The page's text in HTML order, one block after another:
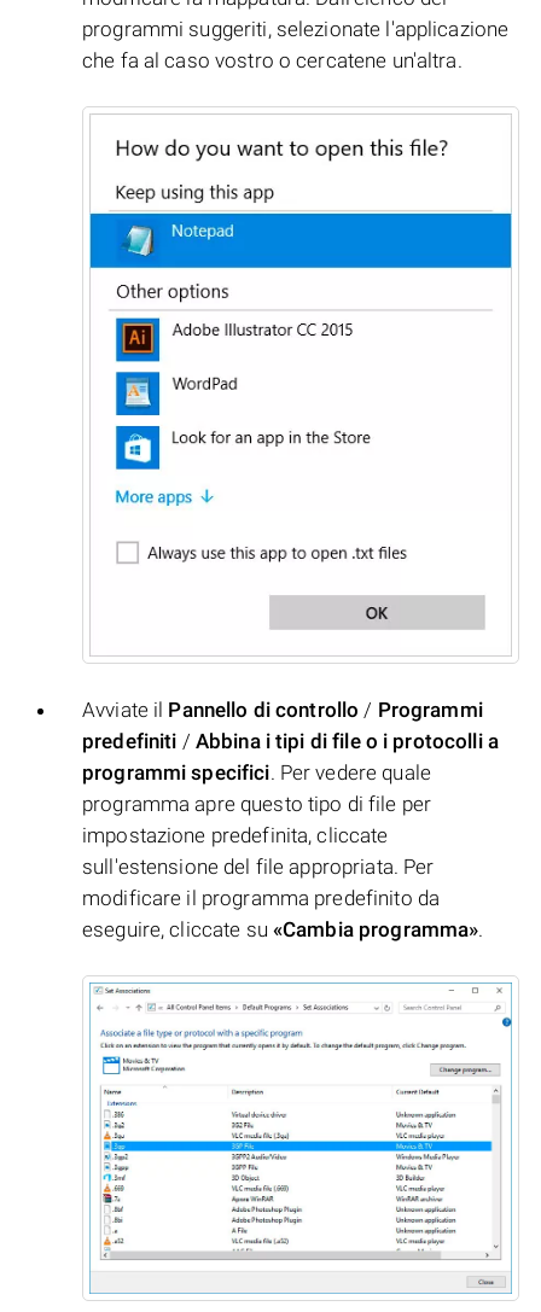
programmi suggeriti, selezionate l'applicazione
che fa al caso vostro o cercatene un'altra.
Avviate il Pannello di controllo / Programmi
predefiniti / Abbina i tipi di file o i protocolli a
programmi specifici. Per vedere quale
programma apre questo tipo di file per
impostazione predefinita, cliccate
sull'estensione del file appropriata. Per
modificare il programma predefinito da
eseguire, cliccate su «Cambia programma».